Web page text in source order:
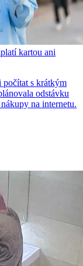
kartou ani
počítat s krátkým
odstávku
na internetu.